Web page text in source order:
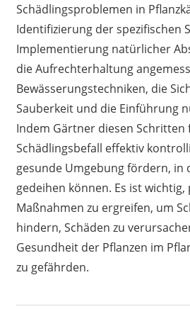
Schädlingsproblemen in
Identifizierung der spezifischen
Implementierung natürlicher
die Aufrechterhaltung
Bewässerungstechniken, die
Sauberkeit und die Einführung
Indem Gärtner diesen Schritten
Schädlingsbefall effektiv
gesunde Umgebung fördern, in
gedeihen können. Es ist wichtig,
Maßnahmen zu ergreifen, um
hindern, Schäden zu
Gesundheit der Pflanzen im
zu gefährden.